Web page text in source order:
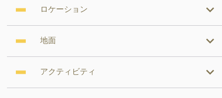
ロケーション
地面
アクティビティ